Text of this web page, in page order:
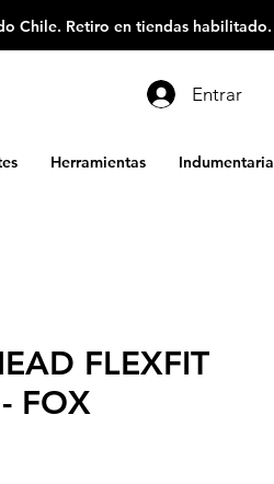
Chile. Retiro en tiendas habilitado.
Entrar
Herramientas Indumentaria
FLEXFIT
FOX